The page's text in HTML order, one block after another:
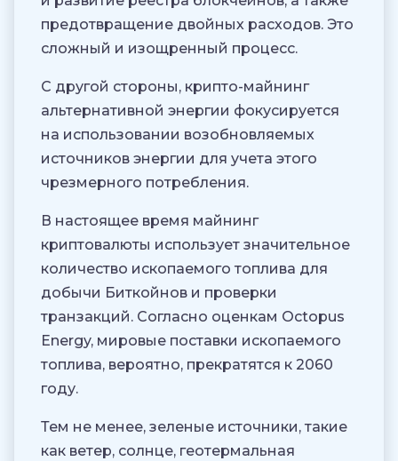
предотвращение двойных расходов. Это
сложный и изощренный процесс.
С другой стороны, крипто-майнинг
альтернативной энергии фокусируется
на использовании возобновляемых
источников энергии для учета этого
чрезмерного потребления.
В настоящее время майнинг
криптовалюты использует значительное
количество ископаемого топлива для
добычи Биткойнов и проверки
транзакций. Согласно оценкам Octopus
Energy, мировые поставки ископаемого
топлива, вероятно, прекратятся к 2060
году.
Тем не менее, зеленые источники, такие
как ветер, солнце, геотермальная